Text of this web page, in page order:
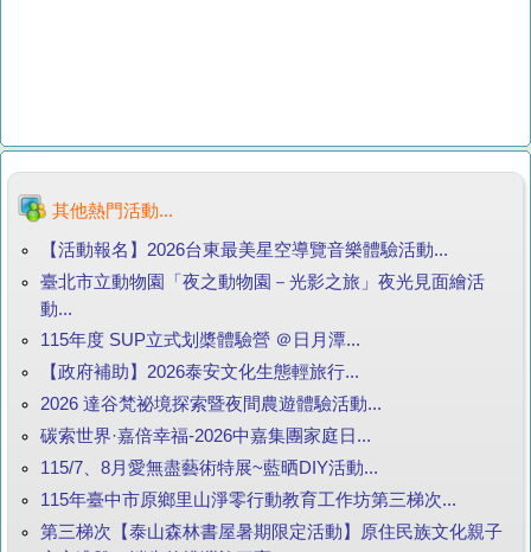
其他熱門活動...
【活動報名】2026台東最美星空導覽音樂體驗活動...
臺北市立動物園「夜之動物園－光影之旅」夜光見面繪活
動...
115年度 SUP立式划槳體驗營 ＠日月潭...
【政府補助】2026泰安文化生態輕旅行...
2026 達谷梵祕境探索暨夜間農遊體驗活動...
碳索世界·嘉倍幸福-2026中嘉集團家庭日...
115/7、8月愛無盡藝術特展~藍晒DIY活動...
115年臺中市原鄉里山淨零行動教育工作坊第三梯次...
第三梯次【泰山森林書屋暑期限定活動】原住民族文化親子